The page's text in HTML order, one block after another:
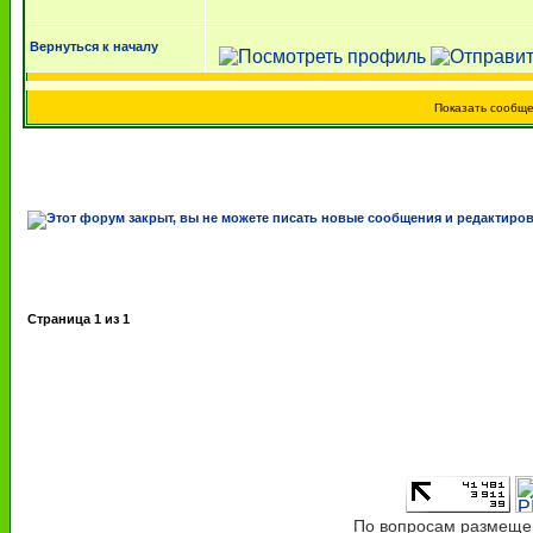
Вернуться к началу
Показать
Страница 1 из 1
По вопросам